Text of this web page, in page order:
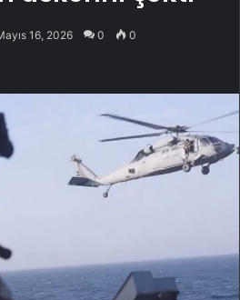
16, 2026 0 0